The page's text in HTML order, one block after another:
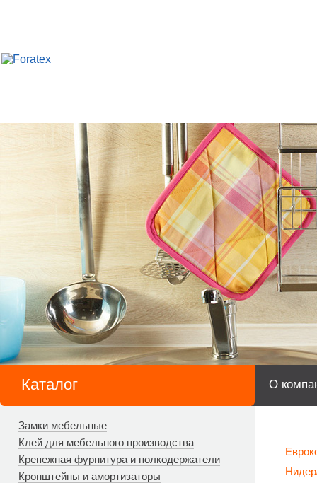
Каталог О
Замки мебельные
Клей для мебельного производства
Крепежная фурнитура и полкодержатели
Кронштейны и амортизаторы